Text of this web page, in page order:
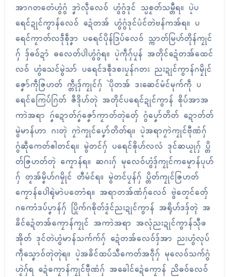
အာဂတတေံဟွံဂွံ ဒၞာဲလဵုလေဝ် ဟွံဂွံဒုၚ် သ္ပစၟတ်သမ္တီရ။ ပ္ဍဲပ
ရေၚ်ဍုၚ်ကွာန်လေဝ် ဍေံတအ် ဟွံဂွံဒုၚ်ပံၚ်တဲဗန်ကအ်ရ။ ပ
ရေၚ်ကၟာတ်လဒဵုစဵုဒၞာ ပရေၚ်ပိုန်ဒြပ်လေဝ် သ္ကာတ်မြဟ်တိုန်ကၠုၚ်
ဂှ် ဒှ်ဓဝ်ဍာံ ဓလေတ်ပါဲဟွံဂွံရ။ ပ္ဍဲကဵုဂှ်ပၠန် အတိုၚ်ဍေံတအ်ထေၚ်
လဝ် ဟွံသေၚ်မွဲသာ် ပရေၚ်ဒစဵုဒစးပၠန်ဂတး ညးဍုၚ်ကွာန်ဂမၠိုၚ်
ဇၞော်ကဵုဇြဟတ် က္တဵုဒှ်ကၠုၚ်ဂှ် ပိုဲတအ် ဒးဆေၚ်မံၚ်မုက်ကဵု ပ
ရေၚ်ကြေပ်ဂြတ် ဇဳဒိုဟ်တုဲ အတိုၚ်ပရေၚ်ဍုၚ်ကွာန် စိုပ်အာအ
ကာဲအရာ ဂၞဴဍောတ်ဂၞဴဇၞော်ကၟာတ်တုဲတှ်ေ ဂွံပၞော်တိတ် ဍောတ်တ်
မွဲမာန်ဟာ ဂးတုဲ ဂၠာဲကၠုၚ်ပၞော်တိတ်ရ။ ပ္ဍဲအရာဂၠာဲကၠုၚ်ဗီုဏံဂှ်
ဂွံဆဵုကေတ်ၜါတၚ်ရ။ မွဲတၚ်ဂှ် ပရေၚ်ၜိုဟ်လလံ ဒုၚ်ဆယၟုဂှ် ပ္တိ
တ်ဇြဟတ်တုဲ ကၠောန်ရ။ ဆဂးဂှ် မုလေဝ်ဟွံဒှ်ကၠုၚ်ကမၠောန်ပုဟ်
ဂှ် တၟအ်မၞိဟ်ဂမၠိုၚ် တီမံၚ်ရ။ မွဲတၚ်ပၠန်ဂှ် ပ္တိတ်ကၠုၚ်ဇြဟတ်
ကၠောန်ပေါဲရုဲမာဲပတောံရ။ အရာတအ်ဏံဂှ်လေဝ် ဗွဲတၟေၚ်တှ်ေ
ဂကောံဒပ်ပၞာန်ဂှ် ပြိုက်ဂစိုတ်ဒၟံၚ်ညးဍုၚ်ကွာန် အရိုဟ်ဒဒှ်တ္ၚဲ အ
ခိၚ်ဍေံတအ်ကၠောန်ကၠုၚ် အကာဲအရာ အလုံညးဍုၚ်ကွာန်သီုဖ
အိုတ် ဒုၚ်တဲဟွံမာန်သက်က်ဂှ် ဍေံတအ်လေဝ်ဒှ်အာ ညးဟွံလုပ်
ကဵုသၞောဝ်တုဲတုဲရ။ ပ္ဍဲအခိၚ်ထပ်သီကေတ်အဝဵုဂှ် မုလေဝ်သက်ဂွံ
ဟၟဲဂှ်ရ ဍေံကၠောန်ကၠုၚ်ဗီုဏံဂှ် အခေါၚ်ဍေံကၠောန် ညိဓဝ်လေဝ်